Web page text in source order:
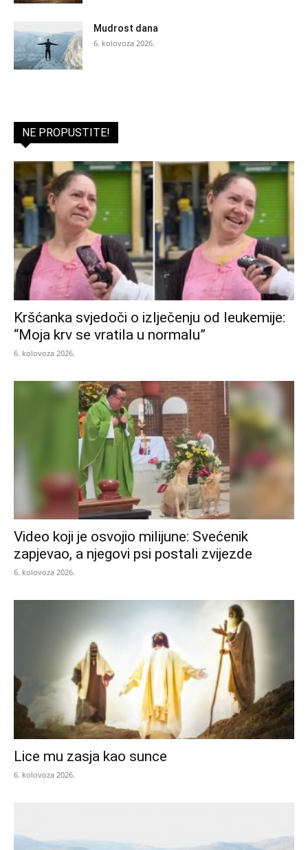
Mudrost dana
6. kolovoza 2026.
NE PROPUSTITE!
Kršćanka svjedoči o izlječenju od leukemije:
“Moja krv se vratila u normalu”
6. kolovoza 2026.
Video koji je osvojio milijune: Svećenik
zapjevao, a njegovi psi postali zvijezde
6. kolovoza 2026.
Lice mu zasja kao sunce
6. kolovoza 2026.